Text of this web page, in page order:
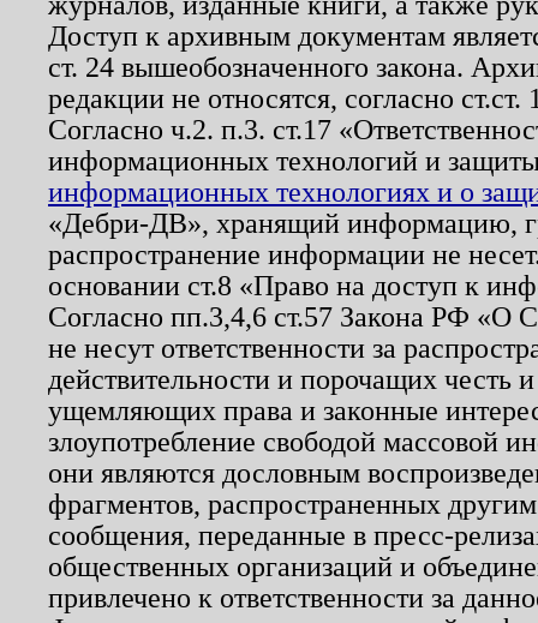
Доступ к архивным документам
ст. 24 вышеобозначенного закона.
редакции не относятся, согласно
Согласно ч.2. п.3. ст.17
информационных технологий и
информационных технологиях и о
«Дебри-ДВ», хранящий информацию,
распространение информации не
основании ст.8 «Право на доступ к
Согласно пп.3,4,6 ст.57 Закона РФ «О
не несут ответственности за
действительности и порочащих честь
ущемляющих права и законные
злоупотребление свободой массовой
они являются дословным
фрагментов, распространенных
сообщения, переданные в пресс-
общественных организаций и
привлечено к ответственности за